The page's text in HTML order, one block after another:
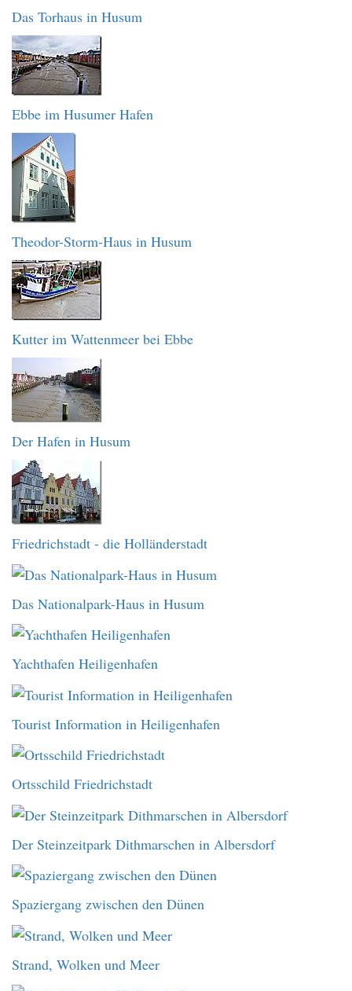
Das Torhaus in Husum
Ebbe im Husumer Hafen
Theodor-Storm-Haus in Husum
Kutter im Wattenmeer bei Ebbe
Der Hafen in Husum
Friedrichstadt - die Holländerstadt
Das Nationalpark-Haus in Husum
Yachthafen Heiligenhafen
Tourist Information in Heiligenhafen
Ortsschild Friedrichstadt
Der Steinzeitpark Dithmarschen in Albersdorf
Spaziergang zwischen den Dünen
Strand, Wolken und Meer